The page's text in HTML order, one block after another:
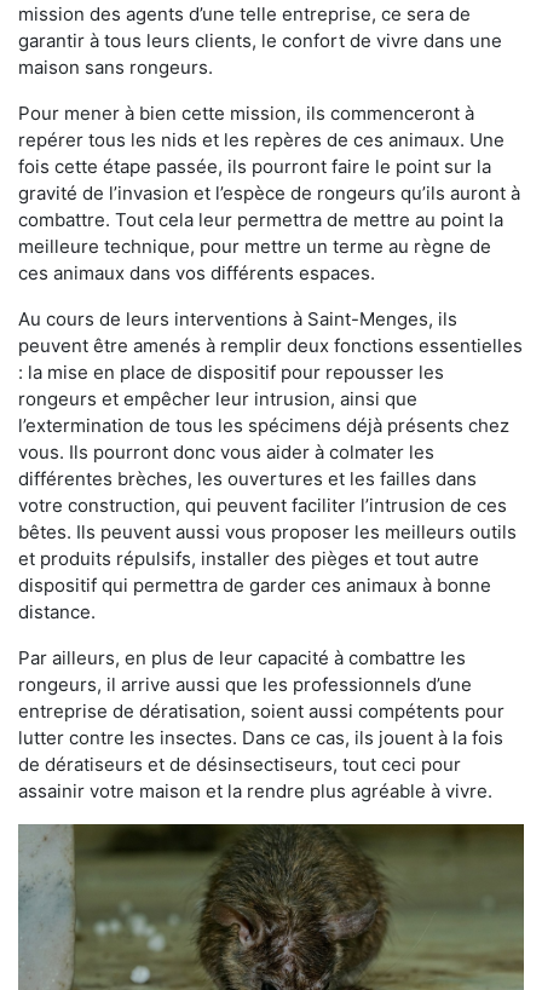
mission des agents d’une telle entreprise, ce sera de
garantir à tous leurs clients, le confort de vivre dans une
maison sans rongeurs.
Pour mener à bien cette mission, ils commenceront à
repérer tous les nids et les repères de ces animaux. Une
fois cette étape passée, ils pourront faire le point sur la
gravité de l’invasion et l’espèce de rongeurs qu’ils auront à
combattre. Tout cela leur permettra de mettre au point la
meilleure technique, pour mettre un terme au règne de
ces animaux dans vos différents espaces.
Au cours de leurs interventions à Saint-Menges, ils
peuvent être amenés à remplir deux fonctions essentielles
: la mise en place de dispositif pour repousser les
rongeurs et empêcher leur intrusion, ainsi que
l’extermination de tous les spécimens déjà présents chez
vous. Ils pourront donc vous aider à colmater les
différentes brèches, les ouvertures et les failles dans
votre construction, qui peuvent faciliter l’intrusion de ces
bêtes. Ils peuvent aussi vous proposer les meilleurs outils
et produits répulsifs, installer des pièges et tout autre
dispositif qui permettra de garder ces animaux à bonne
distance.
Par ailleurs, en plus de leur capacité à combattre les
rongeurs, il arrive aussi que les professionnels d’une
entreprise de dératisation, soient aussi compétents pour
lutter contre les insectes. Dans ce cas, ils jouent à la fois
de dératiseurs et de désinsectiseurs, tout ceci pour
assainir votre maison et la rendre plus agréable à vivre.